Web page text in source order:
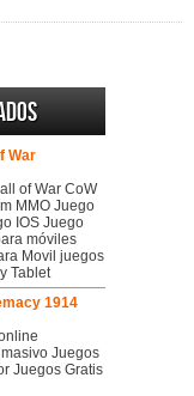
War
of War CoW
MMO Juego
IOS Juego
móviles
Movil juegos
Tablet
1914
Juegos
Juegos Gratis